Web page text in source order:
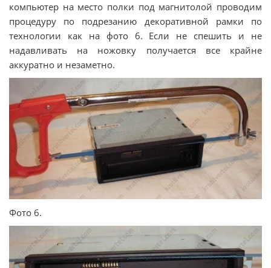
компьютер на место полки под магнитолой проводим
процедуру по подрезанию декоративной рамки по
технологии как на фото 6. Если не спешить и не
надавливать на ножовку получается все крайне
аккуратно и незаметно.
Фото 6.